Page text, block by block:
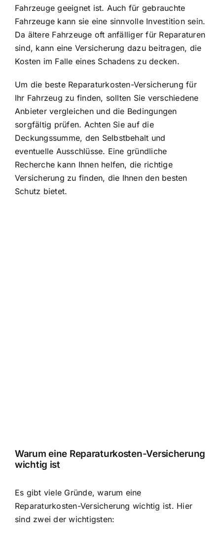
Fahrzeuge geeignet ist. Auch für gebrauchte
Fahrzeuge kann sie eine sinnvolle Investition sein.
Da ältere Fahrzeuge oft anfälliger für Reparaturen
sind, kann eine Versicherung dazu beitragen, die
Kosten im Falle eines Schadens zu decken.
Um die beste Reparaturkosten-Versicherung für
Ihr Fahrzeug zu finden, sollten Sie verschiedene
Anbieter vergleichen und die Bedingungen
sorgfältig prüfen. Achten Sie auf die
Deckungssumme, den Selbstbehalt und
eventuelle Ausschlüsse. Eine gründliche
Recherche kann Ihnen helfen, die richtige
Versicherung zu finden, die Ihnen den besten
Schutz bietet.
Warum eine Reparaturkosten-Versicherung
wichtig ist
Es gibt viele Gründe, warum eine
Reparaturkosten-Versicherung wichtig ist. Hier
sind zwei der wichtigsten: